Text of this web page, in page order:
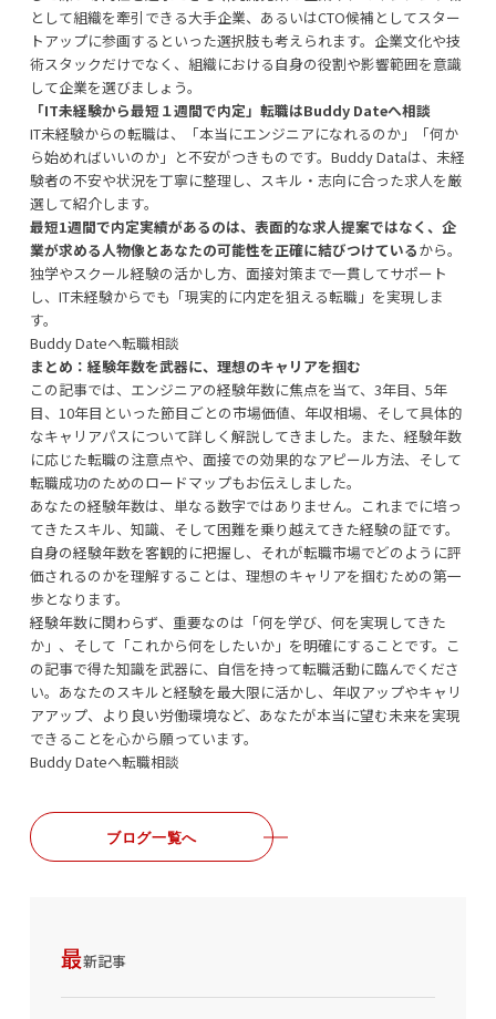
として組織を牽引できる大手企業、あるいはCTO候補としてスター
トアップに参画するといった選択肢も考えられます。企業文化や技
術スタックだけでなく、組織における自身の役割や影響範囲を意識
して企業を選びましょう。
「IT未経験から最短１週間で内定」転職はBuddy Dateへ相談
IT未経験からの転職は、「本当にエンジニアになれるのか」「何か
ら始めればいいのか」と不安がつきものです。Buddy Dataは、未経
験者の不安や状況を丁寧に整理し、スキル・志向に合った求人を厳
選して紹介します。
最短1週間で内定実績があるのは、表面的な求人提案ではなく、企
業が求める人物像とあなたの可能性を正確に結びつけているから。
独学やスクール経験の活かし方、面接対策まで一貫してサポート
し、IT未経験からでも「現実的に内定を狙える転職」を実現しま
す。
Buddy Dateへ転職相談
まとめ：経験年数を武器に、理想のキャリアを掴む
この記事では、エンジニアの経験年数に焦点を当て、3年目、5年
目、10年目といった節目ごとの市場価値、年収相場、そして具体的
なキャリアパスについて詳しく解説してきました。また、経験年数
に応じた転職の注意点や、面接での効果的なアピール方法、そして
転職成功のためのロードマップもお伝えしました。
あなたの経験年数は、単なる数字ではありません。これまでに培っ
てきたスキル、知識、そして困難を乗り越えてきた経験の証です。
自身の経験年数を客観的に把握し、それが転職市場でどのように評
価されるのかを理解することは、理想のキャリアを掴むための第一
歩となります。
経験年数に関わらず、重要なのは「何を学び、何を実現してきた
か」、そして「これから何をしたいか」を明確にすることです。こ
の記事で得た知識を武器に、自信を持って転職活動に臨んでくださ
い。あなたのスキルと経験を最大限に活かし、年収アップやキャリ
アアップ、より良い労働環境など、あなたが本当に望む未来を実現
できることを心から願っています。
Buddy Dateへ転職相談
ブログ一覧へ
最新記事